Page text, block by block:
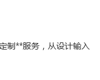
制**服务，从设计输入